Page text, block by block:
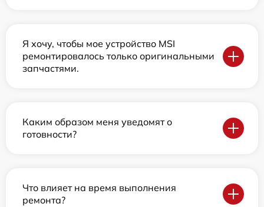
Я хочу, чтобы мое устройство MSI
ремонтировалось только оригинальными
запчастями.
Каким образом меня уведомят о
готовности?
Что влияет на время выполнения
ремонта?